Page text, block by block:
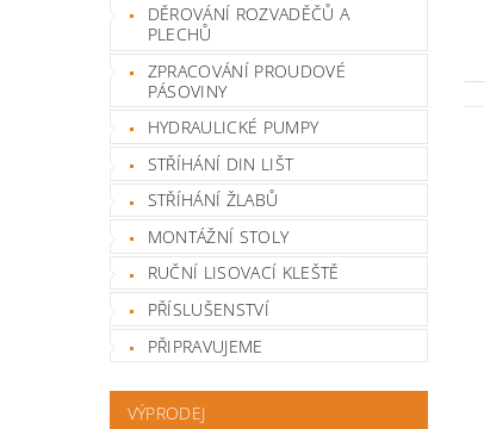
DĚROVÁNÍ ROZVADĚČŮ A
PLECHŮ
ZPRACOVÁNÍ PROUDOVÉ
PÁSOVINY
HYDRAULICKÉ PUMPY
STŘÍHÁNÍ DIN LIŠT
STŘÍHÁNÍ ŽLABŮ
MONTÁŽNÍ STOLY
RUČNÍ LISOVACÍ KLEŠTĚ
PŘÍSLUŠENSTVÍ
PŘIPRAVUJEME
VÝPRODEJ